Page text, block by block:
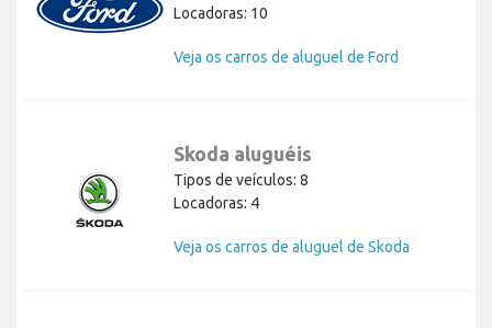
Locadoras: 10
Veja os carros de aluguel de Ford
Skoda aluguéis
Tipos de veículos: 8
Locadoras: 4
Veja os carros de aluguel de Skoda